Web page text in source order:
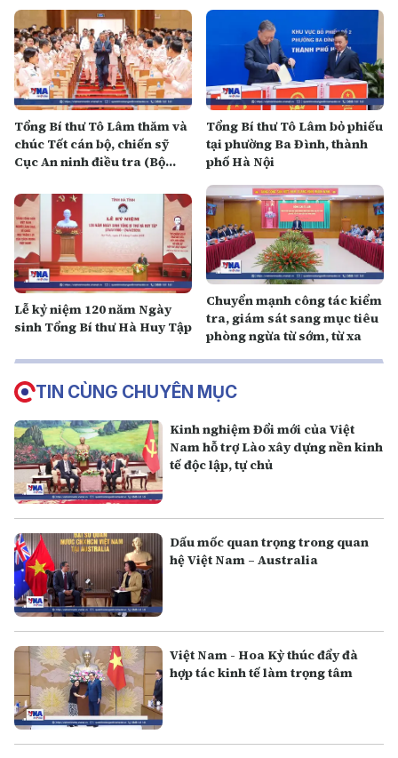
Tổng Bí thư Tô Lâm thăm và
chúc Tết cán bộ, chiến sỹ
Cục An ninh điều tra (Bộ
Tổng Bí thư Tô Lâm bỏ phiếu
tại phường Ba Đình, thành
phố Hà Nội
Lễ kỷ niệm 120 năm Ngày
sinh Tổng Bí thư Hà Huy Tập
Chuyển mạnh công tác kiểm
tra, giám sát sang mục tiêu
phòng ngừa từ sớm, từ xa
TIN CÙNG CHUYÊN MỤC
Kinh nghiệm Đổi mới của Việt
Nam hỗ trợ Lào xây dựng nền kinh
tế độc lập, tự chủ
Dấu mốc quan trọng trong quan
hệ Việt Nam – Australia
Việt Nam - Hoa Kỳ thúc đẩy đà
hợp tác kinh tế làm trọng tâm